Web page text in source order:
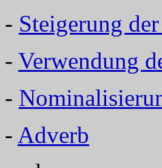
- Steigerung
- Verwendung
-
- Adverb